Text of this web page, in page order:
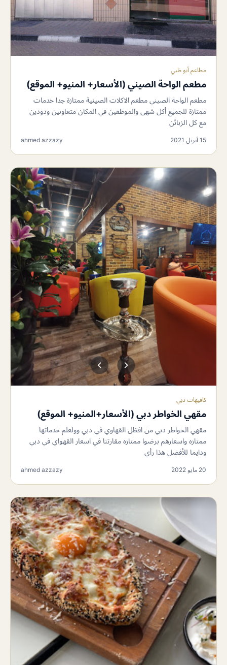
مطاعم أبو ظبي
مطعم الواحة الصيني (الأسعار+ المنيو+ الموقع)
مطعم الواحة الصيني مطعم الاكلات الصينية ممتازة جدا خدمات
ممتازة للجميع أكل شهى والموظفين في المكان متعاونين ودودين
مع كل الزبائن
15 أبريل 2021 ahmed azzazy
كافيهات دبي
مقهي الخواطر دبي (الأسعار+المنيو+ الموقع)
مقهي الخواطر دبي من افظل القهاوي في دبي وولعلم خدماتها
ممتازه واسعارهم برضوا ممتازه مقارتنا في اسعار القهواي في دبي
ودايما للأفضل هذا رأي
20 مايو 2022 ahmed azzazy